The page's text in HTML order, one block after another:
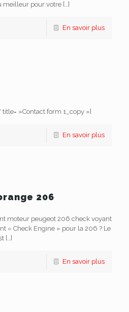
meilleur pour votre […]
En savoir plus
»Contact form 1_copy »]
En savoir plus
206
moteur peugeot 206 check voyant
« Check Engine » pour la 206 ? Le
[…]
En savoir plus